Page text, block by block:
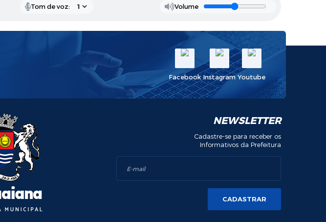
Tom de voz: Volume
Facebook Instagram Youtube
NEWSLETTER
Cadastre-se para receber os
Informativos da Prefeitura
CADASTRAR